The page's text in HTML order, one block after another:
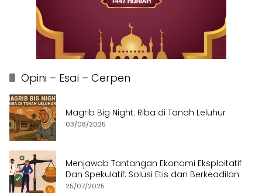
Opini – Esai – Cerpen
Magrib Big Night: Riba di Tanah Leluhur
03/08/2025
Menjawab Tantangan Ekonomi Eksploitatif
Dan Spekulatif: Solusi Etis dan Berkeadilan
25/07/2025